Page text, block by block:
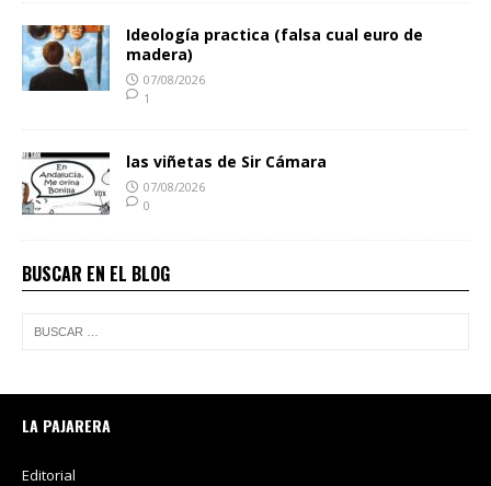
Ideología practica (falsa cual euro de
madera)
07/08/2026
1
las viñetas de Sir Cámara
07/08/2026
0
BUSCAR EN EL BLOG
LA PAJARERA
Editorial